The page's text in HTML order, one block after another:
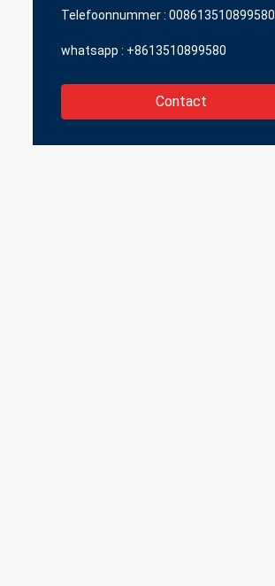
Telefoonnummer : 008613510899580
whatsapp : +8613510899580
Contact